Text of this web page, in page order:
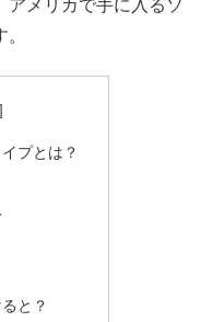
アメリカで手に入るソ
プとは？
と？